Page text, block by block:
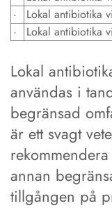
·
Lokal antibiotika
·
Lokal antibiotika
Lokal
användas i
begränsad
är ett svagt
annan
tillgången på